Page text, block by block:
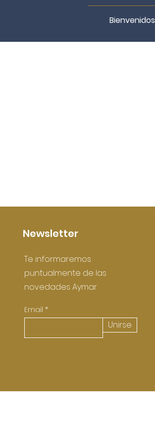
Bienvenidos
Newsletter
Te informaremos
puntualmente de las
novedades Aymar
Email
Unirse